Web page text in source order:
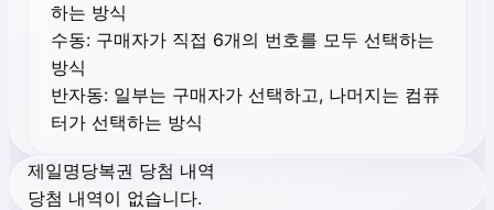
하는 방식
수동: 구매자가 직접 6개의 번호를 모두 선택하는
방식
반자동: 일부는 구매자가 선택하고, 나머지는 컴퓨
터가 선택하는 방식
제일명당복권 당첨 내역
당첨 내역이 없습니다.